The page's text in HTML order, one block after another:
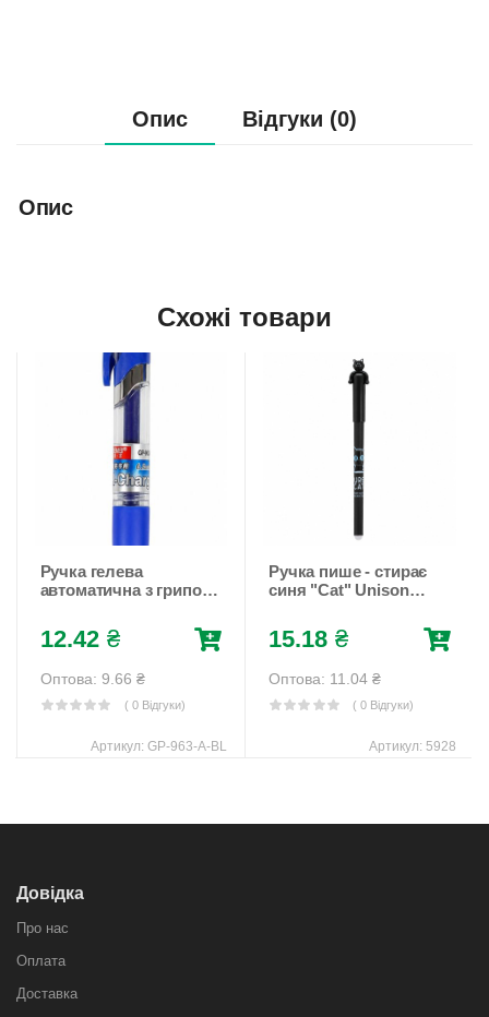
Опис Відгуки (0)
Опис
Схожі товари
Ручка гелева
автоматична з грипом,
Синій Unison (GP-963-
А-BL)
12.42 ₴
Оптова: 9.66 ₴
( 0 Відгуки)
Артикул: GP-963-А-BL
Ручка пише - стирає
синя "Cat" Unison
15.18 ₴
Оптова: 11.04 ₴
( 0 Відгуки)
Артикул: 5928
Довідка
Про нас
Оплата
Доставка